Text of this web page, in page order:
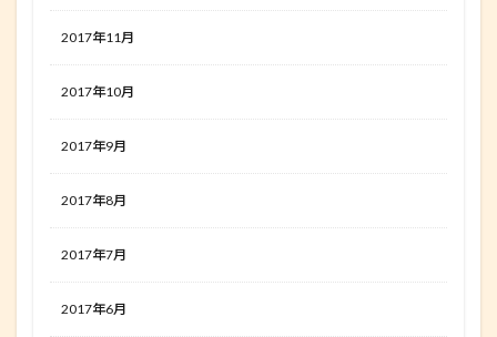
2017年11月
2017年10月
2017年9月
2017年8月
2017年7月
2017年6月